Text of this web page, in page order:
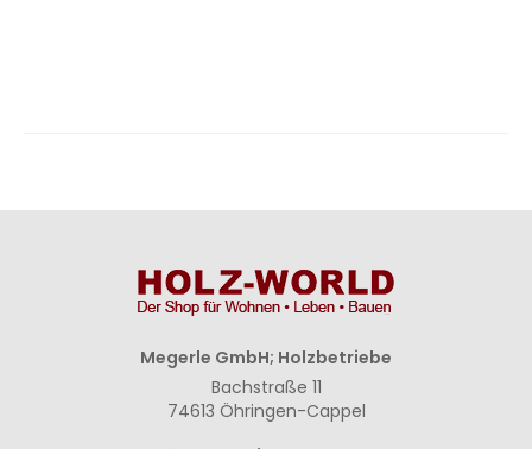
Megerle GmbH; Holzbetriebe
Bachstraße 11
74613 Öhringen-Cappel